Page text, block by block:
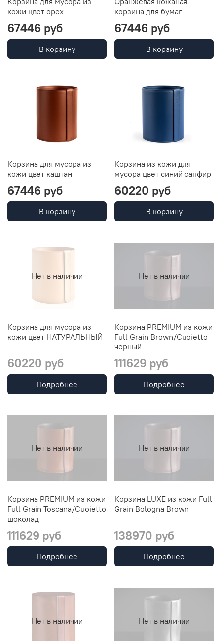
кожи цвет орех
67446 руб
В корзину
корзина для бумаг
67446 руб
В корзину
Корзина для мусора из
кожи цвет каштан
67446 руб
В корзину
Корзина из кожи для
мусора цвет синий сапфир
60220 руб
В корзину
Нет в наличии
Корзина для мусора из
кожи цвет НАТУРАЛЬНЫЙ
60220 руб
Подробнее
Нет в наличии
Корзина PREMIUM из кожи
Full Grain Brown/Cuoietto
черный
111629 руб
Подробнее
Нет в наличии
Корзина PREMIUM из кожи
Full Grain Toscana/Cuoietto
шоколад
111629 руб
Подробнее
Нет в наличии
Корзина LUXE из кожи Full
Grain Bologna Brown
138970 руб
Подробнее
Нет в наличии Нет в наличии